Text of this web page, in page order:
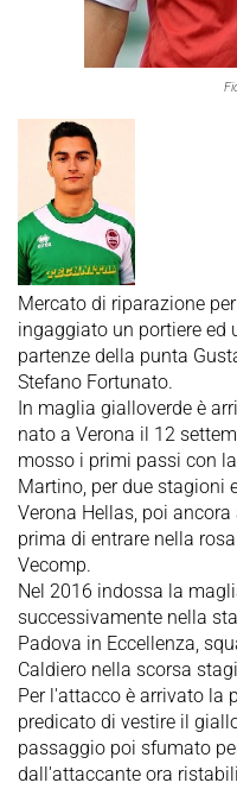
Mercato di riparazione
ingaggiato un portiere ed
partenze della punta
Stefano Fortunato.
In maglia gialloverde è
nato a Verona il 12
mosso i primi passi con
Martino, per due stagioni
Verona Hellas, poi
prima di entrare nella
Vecomp.
Nel 2016 indossa la
successivamente nella
Padova in Eccellenza,
Caldiero nella scorsa
Per l'attacco è arrivato la
predicato di vestire il
passaggio poi sfumato
dall'attaccante ora